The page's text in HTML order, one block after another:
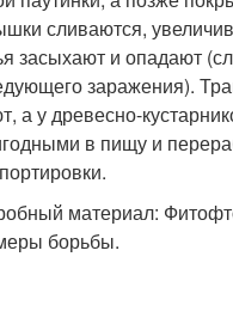
сливаются,
засыхают и опадают
заражения).
а у древесно-
в пищу и
материал:
борьбы.